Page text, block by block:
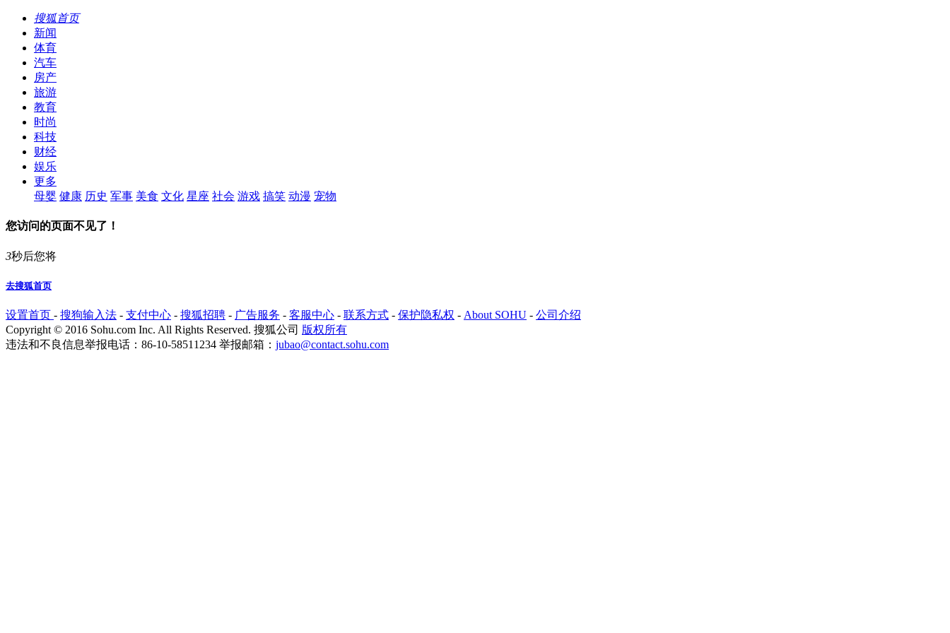
搜狐首页
新闻
体育
汽车
房产
旅游
教育
时尚
科技
财经
娱乐
更多
母婴 健康 历史 军事 美食 文化 星座 社会 游戏 搞笑 动漫 宠物
您访问的页面不见了！
3秒后您将
去搜狐首页
设置首页 - 搜狗输入法 - 支付中心 - 搜狐招聘 - 广告服务 - 客服中心 - 联系方式 - 保护隐私权 - About SOHU - 公司介绍
Copyright © 2016 Sohu.com Inc. All Rights Reserved. 搜狐公司 版权所有
违法和不良信息举报电话：86-10-58511234 举报邮箱： jubao@contact.sohu.com